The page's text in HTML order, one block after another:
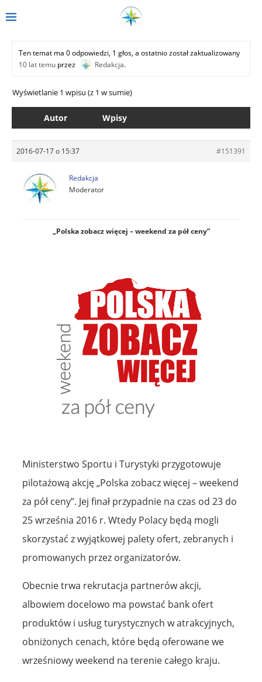
Ten temat ma 0 odpowiedzi, 1 głos, a ostatnio został zaktualizowany
10 lat temu przez Redakcja.
Wyświetlanie 1 wpisu (z 1 w sumie)
Autor Wpisy
2016-07-17 o 15:37 #151391
Redakcja
Moderator
„Polska zobacz więcej – weekend za pół ceny”
Ministerstwo Sportu i Turystyki przygotowuje
pilotażową akcję „Polska zobacz więcej – weekend
za pół ceny”. Jej finał przypadnie na czas od 23 do
25 września 2016 r. Wtedy Polacy będą mogli
skorzystać z wyjątkowej palety ofert, zebranych i
promowanych przez organizatorów.
Obecnie trwa rekrutacja partnerów akcji,
albowiem docelowo ma powstać bank ofert
produktów i usług turystycznych w atrakcyjnych,
obniżonych cenach, które będą oferowane we
wrześniowy weekend na terenie całego kraju.